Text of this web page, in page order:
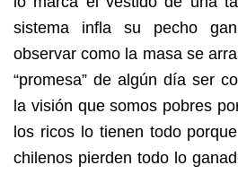
sistema infla su pecho
observar como la masa se
“promesa” de algún día ser
la visión que somos pobres
los ricos lo tienen todo
chilenos pierden todo lo